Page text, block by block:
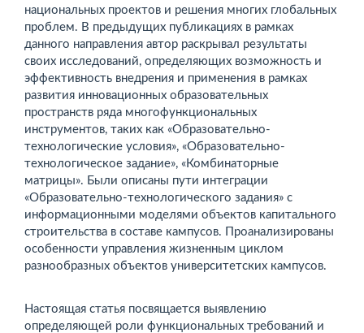
национальных проектов и решения многих глобальных
проблем. В предыдущих публикациях в рамках
данного направления автор раскрывал результаты
своих исследований, определяющих возможность и
эффективность внедрения и применения в рамках
развития инновационных образовательных
пространств ряда многофункциональных
инструментов, таких как «Образовательно-
технологические условия», «Образовательно-
технологическое задание», «Комбинаторные
матрицы». Были описаны пути интеграции
«Образовательно-технологического задания» с
информационными моделями объектов капитального
строительства в составе кампусов. Проанализированы
особенности управления жизненным циклом
разнообразных объектов университетских кампусов.
Настоящая статья посвящается выявлению
определяющей роли функциональных требований и